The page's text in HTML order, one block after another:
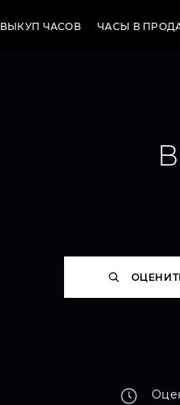
ВЫКУП ЧАСОВ ЧАСЫ В